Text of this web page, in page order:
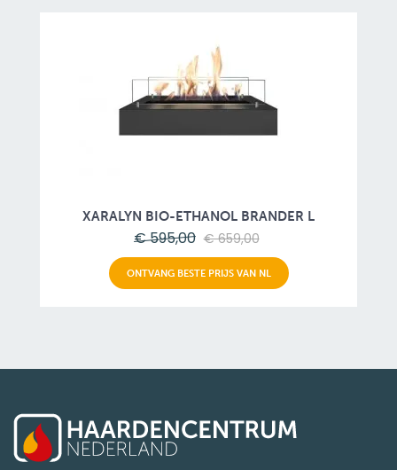
XARALYN BIO-ETHANOL BRANDER L
€ 595,00 € 659,00
ONTVANG BESTE PRIJS VAN NL